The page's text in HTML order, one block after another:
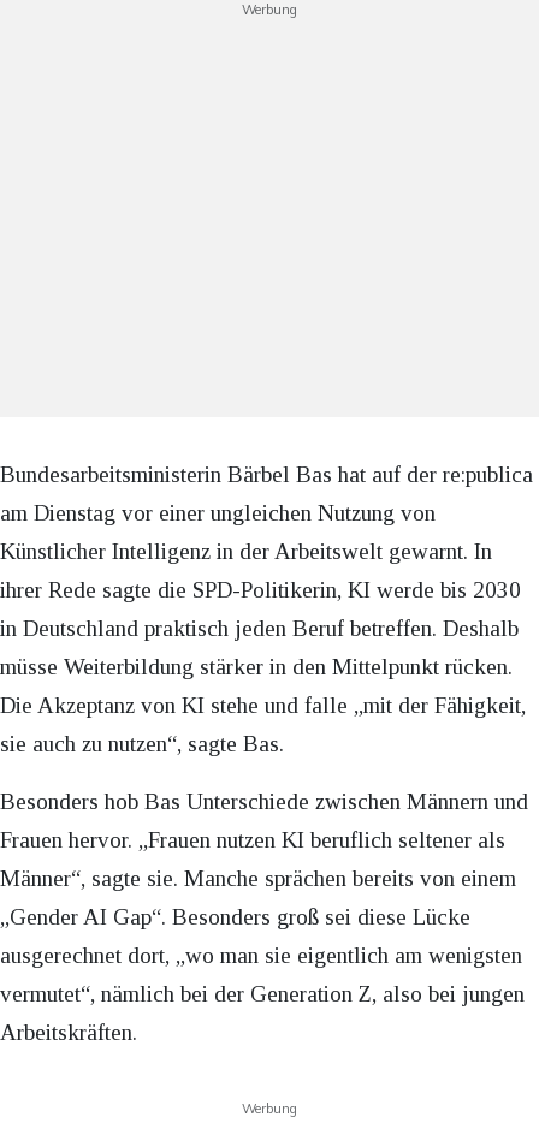
Werbung
Bundesarbeitsministerin Bärbel Bas hat auf der re:publica
am Dienstag vor einer ungleichen Nutzung von
Künstlicher Intelligenz in der Arbeitswelt gewarnt. In
ihrer Rede sagte die SPD-Politikerin, KI werde bis 2030
in Deutschland praktisch jeden Beruf betreffen. Deshalb
müsse Weiterbildung stärker in den Mittelpunkt rücken.
Die Akzeptanz von KI stehe und falle „mit der Fähigkeit,
sie auch zu nutzen“, sagte Bas.
Besonders hob Bas Unterschiede zwischen Männern und
Frauen hervor. „Frauen nutzen KI beruflich seltener als
Männer“, sagte sie. Manche sprächen bereits von einem
„Gender AI Gap“. Besonders groß sei diese Lücke
ausgerechnet dort, „wo man sie eigentlich am wenigsten
vermutet“, nämlich bei der Generation Z, also bei jungen
Arbeitskräften.
Werbung